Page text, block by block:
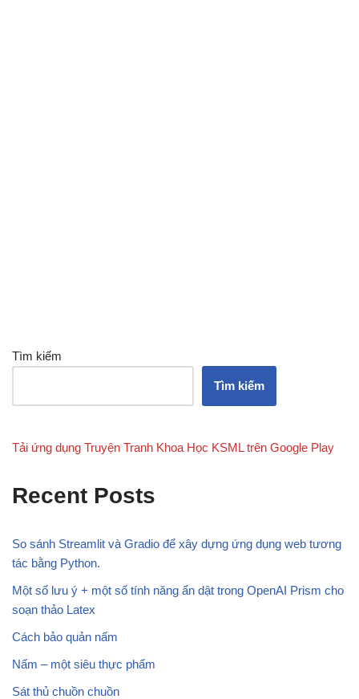
Tìm kiếm
Tìm kiếm
Tải ứng dụng Truyện Tranh Khoa Học KSML trên Google Play
Recent Posts
So sánh Streamlit và Gradio để xây dựng ứng dụng web tương
tác bằng Python.
Một số lưu ý + một số tính năng ẩn dật trong OpenAI Prism cho
soạn thảo Latex
Cách bảo quản nấm
Nấm – một siêu thực phẩm
Sát thủ chuồn chuồn